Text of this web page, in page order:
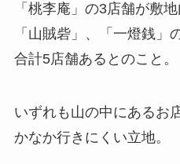
「桃李庵」の3店舗が敷
「山賊砦」、「一燈銭」
合計5店舗あるとのこと。
いずれも山の中にあるお
かなか行きにくい立地。